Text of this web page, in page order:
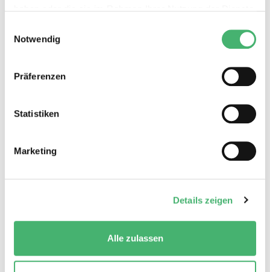
Notwendig
Präferenzen
Statistiken
Marketing
Details zeigen
Alle zulassen
Dipl.-Ing. (FH)
+49 731 / 9641 – 300
Arbeiten bei der TPG